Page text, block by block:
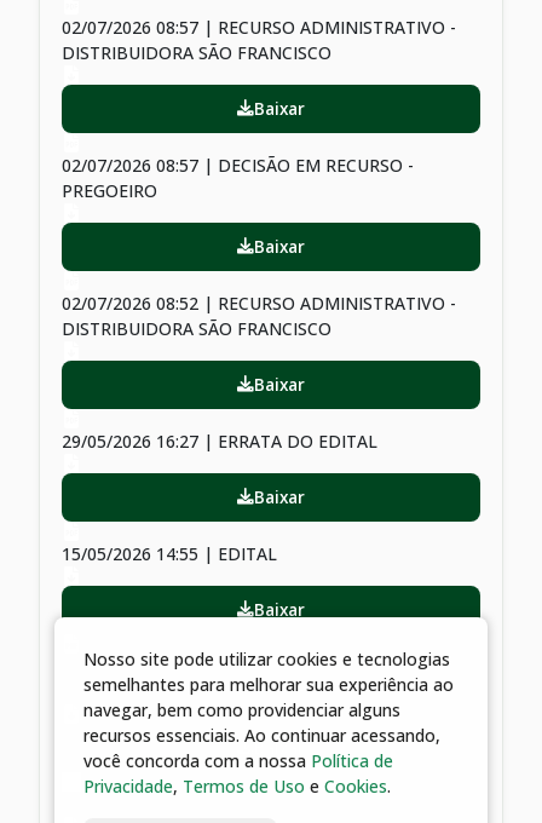
02/07/2026 08:57 | RECURSO ADMINISTRATIVO -
DISTRIBUIDORA SÃO FRANCISCO
Baixar
02/07/2026 08:57 | DECISÃO EM RECURSO -
PREGOEIRO
Baixar
02/07/2026 08:52 | RECURSO ADMINISTRATIVO -
DISTRIBUIDORA SÃO FRANCISCO
Baixar
29/05/2026 16:27 | ERRATA DO EDITAL
Baixar
15/05/2026 14:55 | EDITAL
Baixar
15/05/2026 14:55 | TERMO DE REFERÊNCIA -
ANEXO I
Baixar
Nosso site pode utilizar cookies e tecnologias
semelhantes para melhorar sua experiência ao
navegar, bem como providenciar alguns
recursos essenciais. Ao continuar acessando,
você concorda com a nossa Política de
Privacidade, Termos de Uso e Cookies.